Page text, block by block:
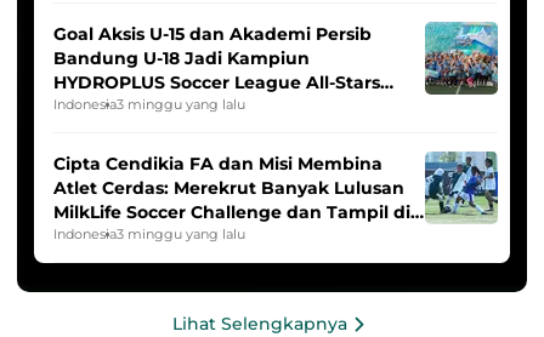
Goal Aksis U-15 dan Akademi Persib
Bandung U-18 Jadi Kampiun
HYDROPLUS Soccer League All-Stars
2025/2026
Indonesia3 minggu yang lalu
Cipta Cendikia FA dan Misi Membina
Atlet Cerdas: Merekrut Banyak Lulusan
MilkLife Soccer Challenge dan Tampil di
HYDROPLUS Soccer League
Indonesia3 minggu yang lalu
Lihat Selengkapnya